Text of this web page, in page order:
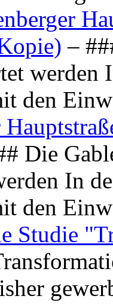
–
werden
den
Die
In
den
Studie